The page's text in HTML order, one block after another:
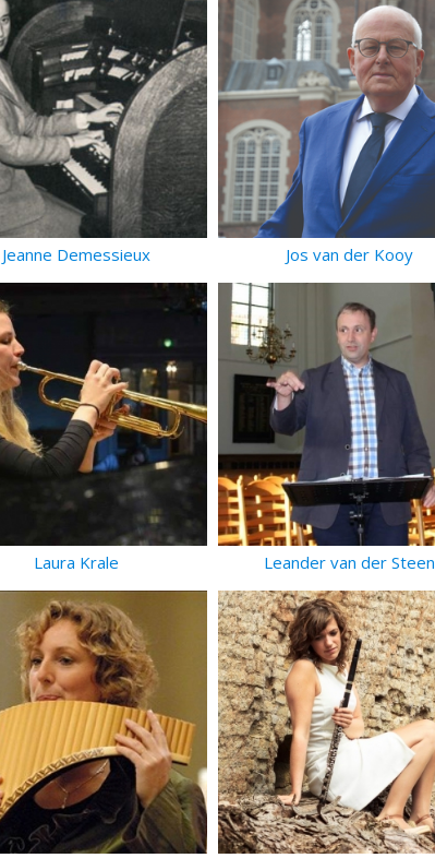
Jeanne Demessieux Jos van der Kooy
Laura Krale Leander van der Steen